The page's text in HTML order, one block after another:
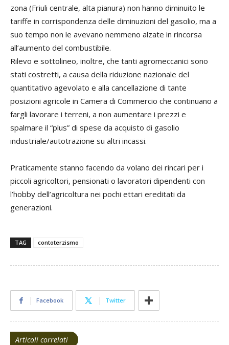
zona (Friuli centrale, alta pianura) non hanno diminuito le
tariffe in corrispondenza delle diminuzioni del gasolio, ma a
suo tempo non le avevano nemmeno alzate in rincorsa
all’aumento del combustibile.
Rilevo e sottolineo, inoltre, che tanti agromeccanici sono
stati costretti, a causa della riduzione nazionale del
quantitativo agevolato e alla cancellazione di tante
posizioni agricole in Camera di Commercio che continuano a
fargli lavorare i terreni, a non aumentare i prezzi e
spalmare il “plus” di spese da acquisto di gasolio
industriale/autotrazione su altri incassi.
Praticamente stanno facendo da volano dei rincari per i
piccoli agricoltori, pensionati o lavoratori dipendenti con
l’hobby dell’agricoltura nei pochi ettari ereditati da
generazioni.
TAG contoterzismo
Facebook Twitter
Articoli correlati